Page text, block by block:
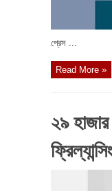
প্রেস ...
Read More »
২৯